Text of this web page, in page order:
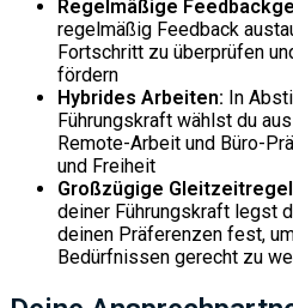
Regelmäßige
regelmäßig Feedback
Fortschritt zu überprüfen
fördern
Hybrides Arbeiten: In
Führungskraft wählst du
Remote-Arbeit und Büro-
und Freiheit
Großzügige
deiner Führungskraft legst
deinen Präferenzen fest,
Bedürfnissen gerecht zu